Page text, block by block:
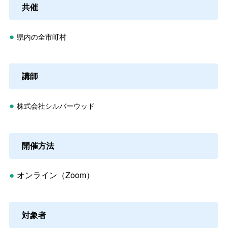
共催
● 県内の全市町村
講師
● 株式会社シルバーウッド
開催方法
● オンライン（Zoom）
対象者